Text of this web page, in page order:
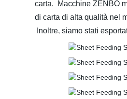
carta. Macchine ZENBO
di carta di alta qualità nel
Inoltre, siamo stati